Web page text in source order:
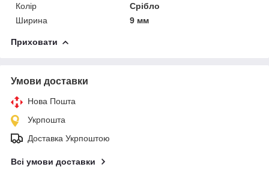
Колір
Срібло
Ширина
9 мм
Приховати
Умови доставки
Нова Пошта
Укрпошта
Доставка Укрпоштою
Всі умови доставки